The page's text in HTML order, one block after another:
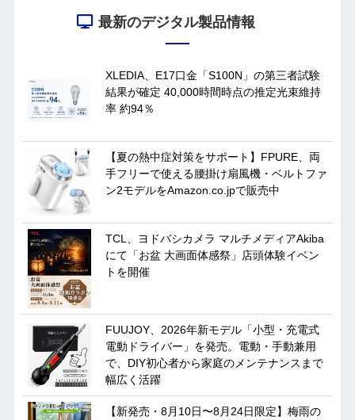
最新のデジタル製品情報
XLEDIA、E17口金「S100N」の第三者試験
結果が確定 40,000時間時点の推定光束維持
率 約94％
【夏の熱中症対策をサポート】FPURE、両
手フリーで使える腰掛け扇風機・ベルトファ
ン2モデルをAmazon.co.jpで販売中
TCL、ヨドバシカメラ マルチメディアAkiba
にて「お盆 大画面体感祭」店頭体験イベン
トを開催
FUUJOY、2026年新モデル「小型・充電式
電動ドライバー」を発売。電動・手動兼用
で、DIY初心者から家庭のメンテナンスまで
幅広く活躍
【新発売・8月10日〜8月24日限定】梅雨の